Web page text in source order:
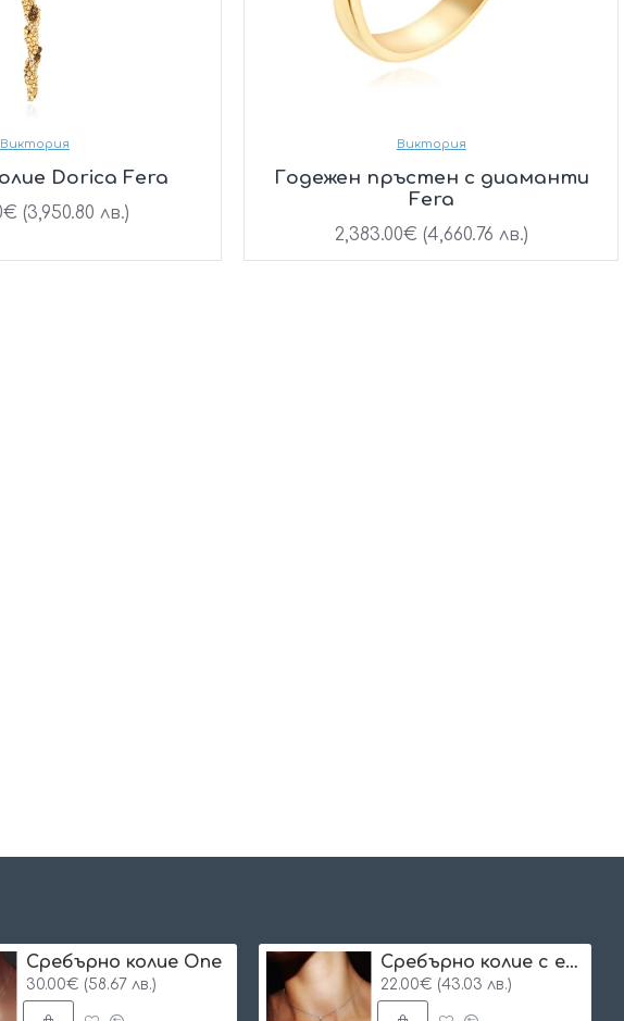
Виктория
Dorica Fera
(3,950.80 лв.)
Виктория
Годежен пръстен с диаманти
Fera
2,383.00€ (4,660.76 лв.)
Сребърнo колие One
30.00€ (58.67 лв.)
Сребърнo колие с едно камъче
22.00€ (43.03 лв.)